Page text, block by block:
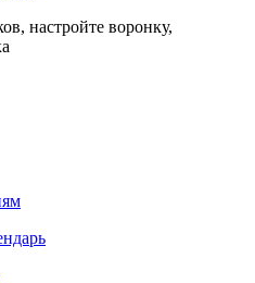
настройте воронку,